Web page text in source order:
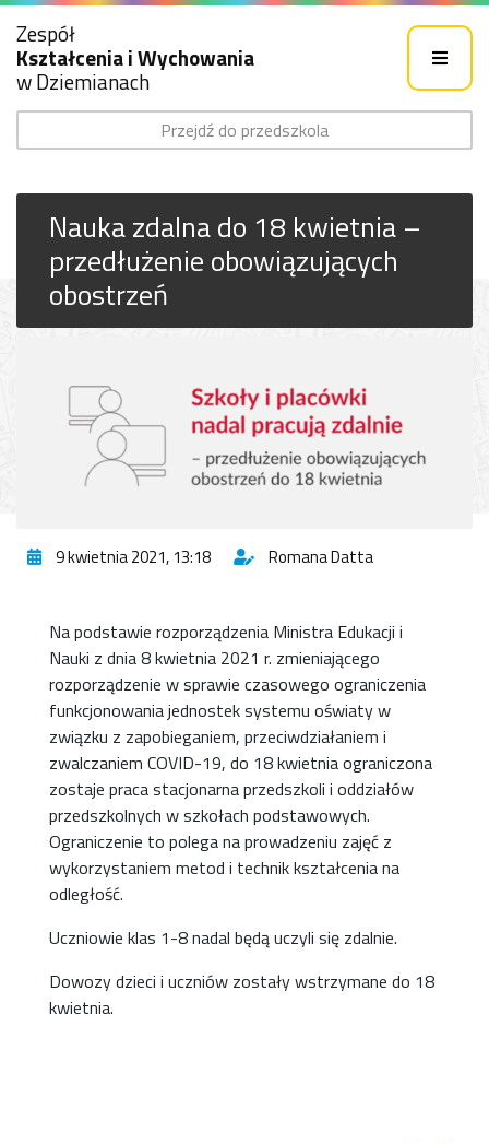
Zespół
Kształcenia i Wychowania
w Dziemianach
Przejdź do przedszkola
Nauka zdalna do 18 kwietnia –
przedłużenie obowiązujących
obostrzeń
9 kwietnia 2021, 13:18 Romana Datta
Na podstawie rozporządzenia Ministra Edukacji i
Nauki z dnia 8 kwietnia 2021 r. zmieniającego
rozporządzenie w sprawie czasowego ograniczenia
funkcjonowania jednostek systemu oświaty w
związku z zapobieganiem, przeciwdziałaniem i
zwalczaniem COVID-19, do 18 kwietnia ograniczona
zostaje praca stacjonarna przedszkoli i oddziałów
przedszkolnych w szkołach podstawowych.
Ograniczenie to polega na prowadzeniu zajęć z
wykorzystaniem metod i technik kształcenia na
odległość.
Uczniowie klas 1-8 nadal będą uczyli się zdalnie.
Dowozy dzieci i uczniów zostały wstrzymane do 18
kwietnia.